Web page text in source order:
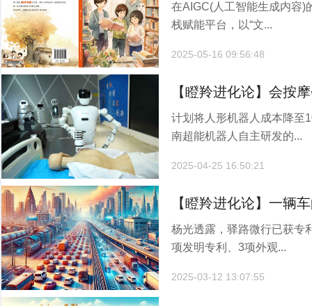
版企业如何用AIGC做
在AIGC(人工智能生成内容)
栈赋能平台，以“文...
2025-05-16 09:56:48
【瞪羚进化论】会按
要多久？
计划将人形机器人成本降
南超能机器人自主研发的...
2025-04-25 16:50:21
【瞪羚进化论】一辆
完成？
杨光透露，驿路微行已获专
项发明专利、3项外观...
2025-03-12 13:07:55